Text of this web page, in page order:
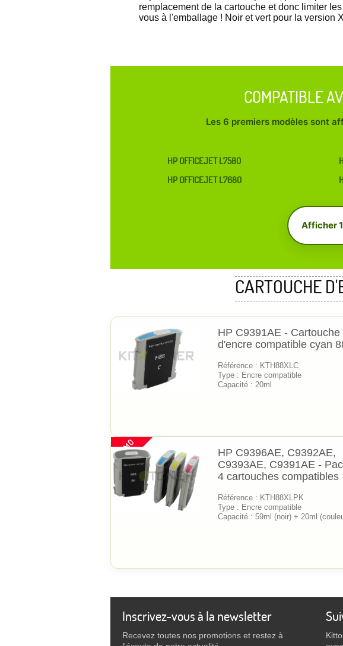
remplacement de la cartouche et donc limiter
vous à l'emballage ! Noir et vert pour la version
COMPATIBLE
Les 6 premiers modèles sont
HP OFFICEJET L7580
HP OFFICEJET L7680
Afficher
CARTOUCHE
HP C9391AE - Cartouche
d'encre compatible cyan
Référence : KTH88XLC
Type : Encre compatible
Capacité : 20ml
PROMO
HP C9396AE, C9392AE,
C9393AE, C9391AE -
4 cartouches compatibles
Référence : KTH88XLPK
Type : Encre compatible
Capacité : 59ml (noir) + 20ml
Inscrivez-vous à la newsletter
Recevez toutes nos promotions et restez à